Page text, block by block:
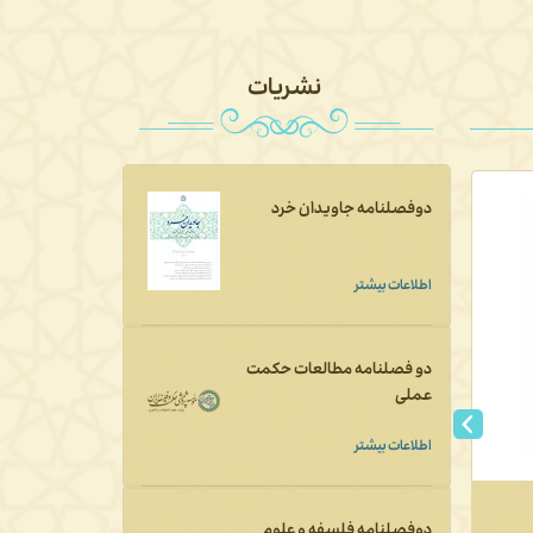
نشریات
دوفصلنامه جاویدان خرد
اطلاعات بیشتر
دو فصلنامه مطالعات حکمت
عملی
اطلاعات بیشتر